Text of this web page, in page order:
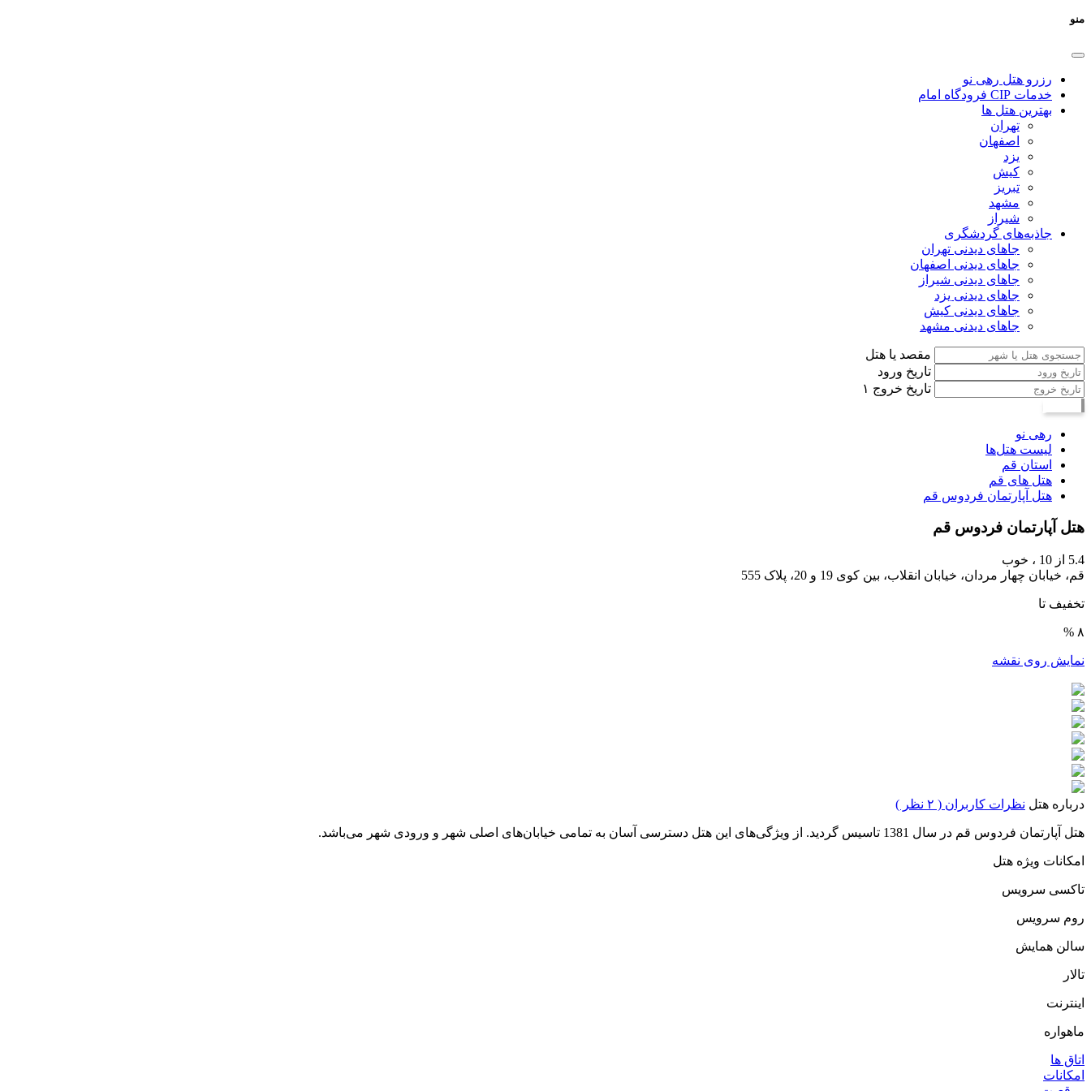
منو
رزرو هتل رهی نو
خدمات CIP فرودگاه امام
بهترین هتل ها
تهران
اصفهان
یزد
کیش
تبریز
مشهد
شیراز
جاذبه‌های گردشگری
جاهای دیدنی تهران
جاهای دیدنی اصفهان
جاهای دیدنی شیراز
جاهای دیدنی یزد
جاهای دیدنی کیش
جاهای دیدنی مشهد
مقصد یا هتل
تاریخ ورود
تاریخ خروج ۱
رهی نو
لیست هتل‌ها
استان قم
هتل های قم
هتل آپارتمان فردوس قم
هتل آپارتمان فردوس قم
5.4 از 10 ،
خوب
قم، خیابان چهار مردان، خیابان انقلاب، بین کوی 19 و 20، پلاک 555
تخفیف تا
۸ %
نمایش روی نقشه
درباره هتل نظرات کاربران ( ۲ نظر )
هتل آپارتمان فردوس قم در سال 1381 تاسیس گردید. از ویژگی‌های این هتل دسترسی آسان به تمامی خیابان‌های اصلی شهر و ورودی شهر می‌باشد.
امکانات ویژه هتل
تاکسی سرویس
روم سرویس
سالن همایش
تالار
اینترنت
ماهواره
اتاق ها
امکانات